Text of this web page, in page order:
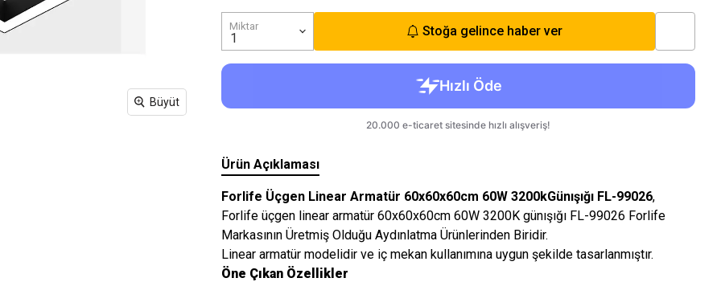
Işıkları
Büyüt
Miktar Stoğa gelince haber ver
Ürün Açıklaması
Forlife Üçgen Linear Armatür 60x60x60cm 60W 3200kGünışığı FL-99026,
Forlife üçgen linear armatür 60x60x60cm 60W 3200K günışığı FL-99026 Forlife
Markasının Üretmiş Olduğu Aydınlatma Ürünlerinden Biridir.
Linear armatür modelidir ve iç mekan kullanımına uygun şekilde tasarlanmıştır.
Öne Çıkan Özellikler